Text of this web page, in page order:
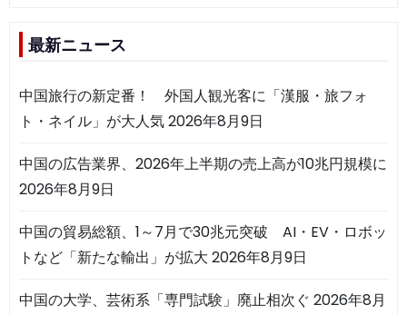
最新ニュース
中国旅行の新定番！ 外国人観光客に「漢服・旅フォ
ト・ネイル」が大人気2026年8月9日
中国の広告業界、2026年上半期の売上高が10兆円規模に
2026年8月9日
中国の貿易総額、1～7月で30兆元突破 AI・EV・ロボッ
トなど「新たな輸出」が拡大 2026年8月9日
中国の大学、芸術系「専門試験」廃止相次ぐ 2026年8月